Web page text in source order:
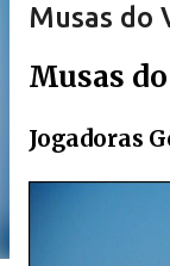
Musas do
Musas
Jogadoras